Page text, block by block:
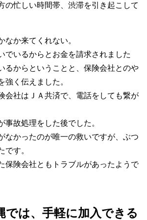
の忙しい時間帯、渋滞を引き起こして
なか来てくれない。
でいるからとお金を請求されました
るからということと、保険会社とのや
強く伝えました。
会社はＪＡ共済で、電話をしても繋が
事故処理をした後でした。
なかったのが唯一の救いですが、ぶつ
です。
保険会社ともトラブルがあったようで
では、手軽に加入できる